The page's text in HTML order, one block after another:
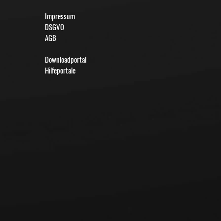
Impressum
DSGVO
AGB
Downloadportal
Hilfeportale